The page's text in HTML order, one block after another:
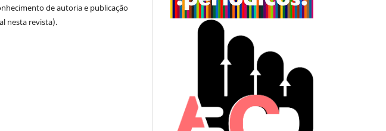
de autoria e publicação
nesta revista).